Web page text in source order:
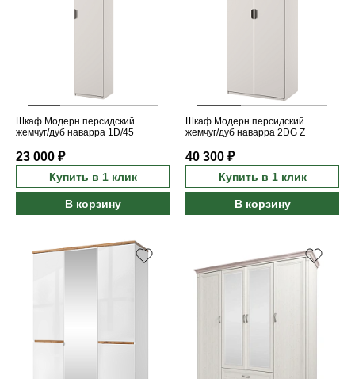
Шкаф Модерн персидский
жемчуг/дуб наварра 1D/45
23 000 ₽
Купить в 1 клик
В корзину
Шкаф Модерн персидский
жемчуг/дуб наварра 2DG Z
40 300 ₽
Купить в 1 клик
В корзину